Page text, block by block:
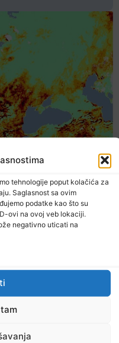
tehnologije poput kolačića za
Saglasnost sa ovim
podatke kao što su
ovi na ovoj veb lokaciji.
negativno uticati na
dana: Požari
nalazi se i BiH